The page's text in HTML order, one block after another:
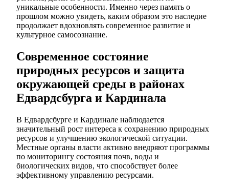
уникальные особенности. Именно через память о
прошлом можно увидеть, каким образом это наследие
продолжает вдохновлять современное развитие и
культурное самосознание.
Современное состояние
природных ресурсов и защита
окружающей среды в районах
Едвардсбурга и Кардинала
В Едвардсбурге и Кардинале наблюдается
значительный рост интереса к сохранению природных
ресурсов и улучшению экологической ситуации.
Местные органы власти активно внедряют программы
по мониторингу состояния почв, воды и
биологических видов, что способствует более
эффективному управлению ресурсами.